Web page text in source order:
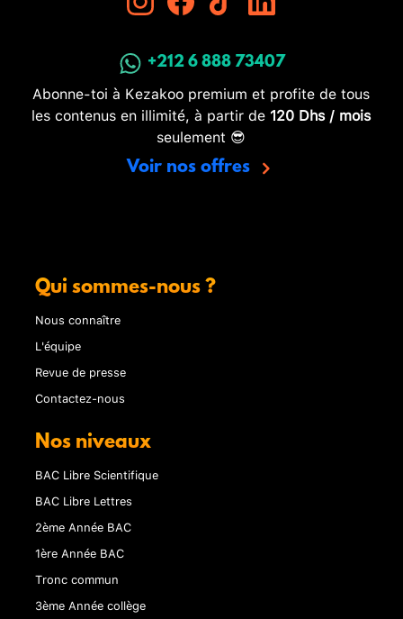
+212 6 888 73407
Abonne-toi à Kezakoo premium et profite de tous
les contenus en illimité, à partir de 120 Dhs / mois
seulement 😎
Voir nos offres
Qui sommes-nous ?
Nous connaître
L'équipe
Revue de presse
Contactez-nous
Nos niveaux
BAC Libre Scientifique
BAC Libre Lettres
2ème Année BAC
1ère Année BAC
Tronc commun
3ème Année collège